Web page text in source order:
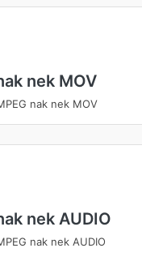
nek MOV
nak nek MOV
nek AUDIO
nak nek AUDIO